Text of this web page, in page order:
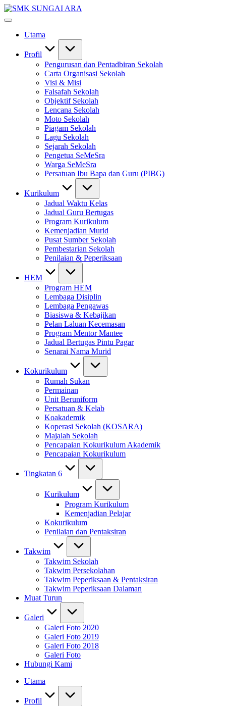
Skip
to
#KetekunanNadiKecemerlangan
#SeMeSradiHati
Utama
Profil
Pengurusan dan Pentadbiran Sekolah
Carta Organisasi Sekolah
Visi & Misi
Falsafah Sekolah
Objektif Sekolah
Lencana Sekolah
Moto Sekolah
Piagam Sekolah
Lagu Sekolah
Sejarah Sekolah
Pengetua SeMeSra
Warga SeMeSra
Persatuan Ibu Bapa dan Guru (PIBG)
Kurikulum
Jadual Waktu Kelas
Jadual Guru Bertugas
Program Kurikulum
Kemenjadian Murid
Pusat Sumber Sekolah
Pembestarian Sekolah
Penilaian & Peperiksaan
HEM
Program HEM
Lembaga Disiplin
Lembaga Pengawas
Biasiswa & Kebajikan
Pelan Laluan Kecemasan
Program Mentor Mantee
Jadual Bertugas Pintu Pagar
Senarai Nama Murid
Kokurikulum
Rumah Sukan
Permainan
Unit Beruniform
Persatuan & Kelab
Koakademik
Koperasi Sekolah (KOSARA)
Majalah Sekolah
Pencapaian Kokurikulum Akademik
Pencapaian Kokurikulum
Tingkatan 6
Kurikulum
Program Kurikulum
Kemenjadian Pelajar
Kokurikulum
Penilaian dan Pentaksiran
Takwim
Takwim Sekolah
Takwim Persekolahan
Takwim Peperiksaan & Pentaksiran
Takwim Peperiksaan Dalaman
Muat Turun
Galeri
Galeri Foto 2020
Galeri Foto 2019
Galeri Foto 2018
Galeri Foto
Hubungi Kami
Utama
Profil